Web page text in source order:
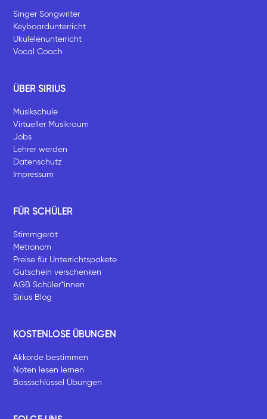
Singer Songwriter
Keyboardunterricht
Ukulelenunterricht
Vocal Coach
ÜBER SIRIUS
Musikschule
Virtueller Musikraum
Jobs
Lehrer werden
Datenschutz
Impressum
FÜR SCHÜLER
Stimmgerät
Metronom
Preise für Unterrichtspakete
Gutschein verschenken
AGB Schüler*innen
Sirius Blog
KOSTENLOSE ÜBUNGEN
Akkorde bestimmen
Noten lesen lernen
Bassschlüssel Übungen